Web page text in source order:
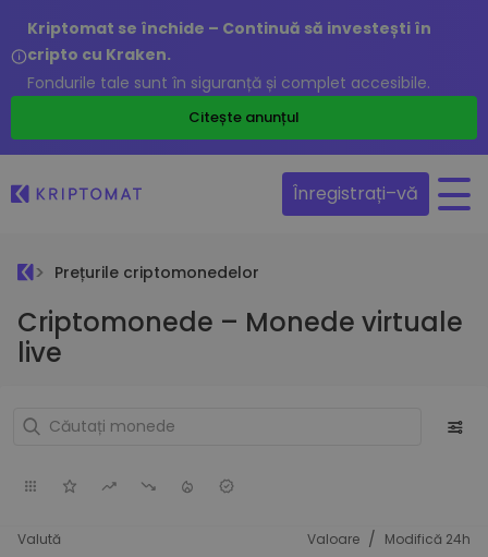
Kriptomat se închide – Continuă să investești în
cripto cu Kraken.
Fondurile tale sunt în siguranță și complet accesibile.
Citește anunțul
Înregistrați–vă
Prețurile criptomonedelor
Criptomonede – Monede virtuale
live
Valută Valoare / Modifică 24h